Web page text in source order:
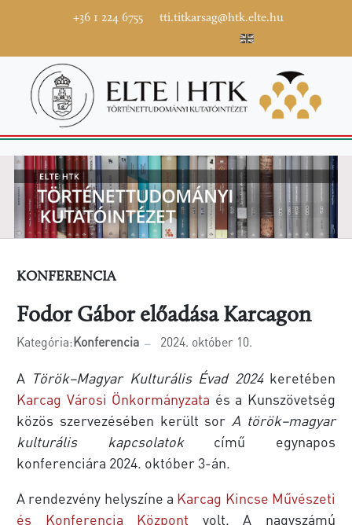
+36 1 224 6755 tti.titkarsag@htk.elte.hu
KONFERENCIA
Fodor Gábor előadása Karcagon
Kategória:Konferencia 2024. október 10.
A Török–Magyar Kulturális Évad 2024 keretében
Karcag Városi Önkormányzata és a Kunszövetség
közös szervezésében került sor A török–magyar
kulturális kapcsolatokcímű egynapos
konferenciára 2024. október 3-án.
A rendezvény helyszíne a Karcag Kincse Művészeti
és Konferencia Központ volt. A nagyszámú